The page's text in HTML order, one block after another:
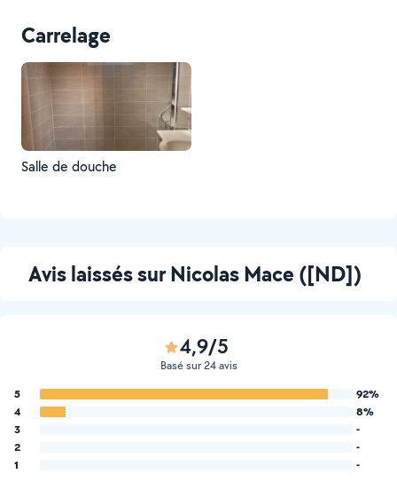
Carrelage
Salle de douche
Avis laissés sur Nicolas Mace ([ND])
4,9/5
Basé sur 24 avis
5
92%
4
8%
3
-
2
-
1
-